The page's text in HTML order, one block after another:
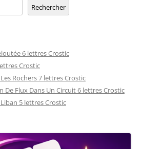
Rechercher
6 lettres Crostic
Crostic
Rochers 7 lettres Crostic
De Flux Dans Un Circuit 6 lettres Crostic
5 lettres Crostic